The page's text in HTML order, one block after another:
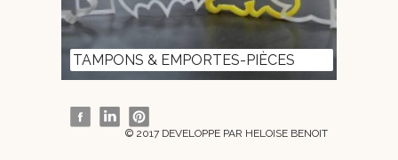
TAMPONS & EMPORTES-PIÈCES
© 2017 DEVELOPPE PAR HELOISE BENOIT